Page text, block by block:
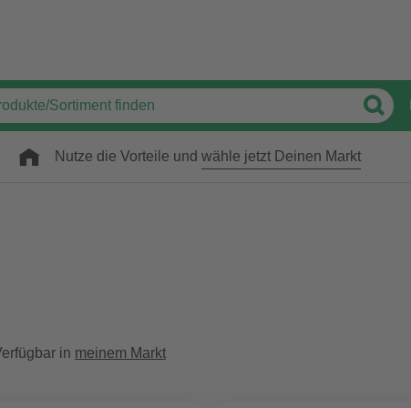
Nutze die Vorteile und wähle jetzt Deinen Markt
in meinem Markt